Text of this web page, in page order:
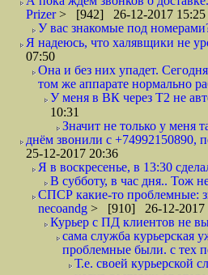
Prizer> [942] 26-12-2017 15:25
У вас знакомые под
Я надеюсь, что халявщики не
07:50
Она и без них упадет.
том же аппарате нормально
У меня в ВК через Т2 не
10:31
Значит не только у меня
днём звонили с +74992150890,
25-12-2017 20:36
Я в воскресенье, в 13:30
В субботу, в час дня.. Тож
СПСР какие-то проблемные:
necoandg > [910] 26-12-2017
Курьер с ПД клиентов не
сама служба курьерская
проблемные были. с тех
Т.е. своей курьерской